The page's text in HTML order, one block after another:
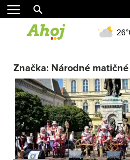
MESTO
REGIÓN
ŠPORT
Značka: Národné